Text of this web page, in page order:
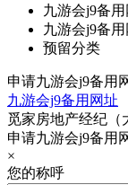
九游会j9备
九游会j9备
预留分类
申请九游会j9备用
九游会j9备用网址
觅家房地产经纪（
申请九游会j9备用
×
您的称呼